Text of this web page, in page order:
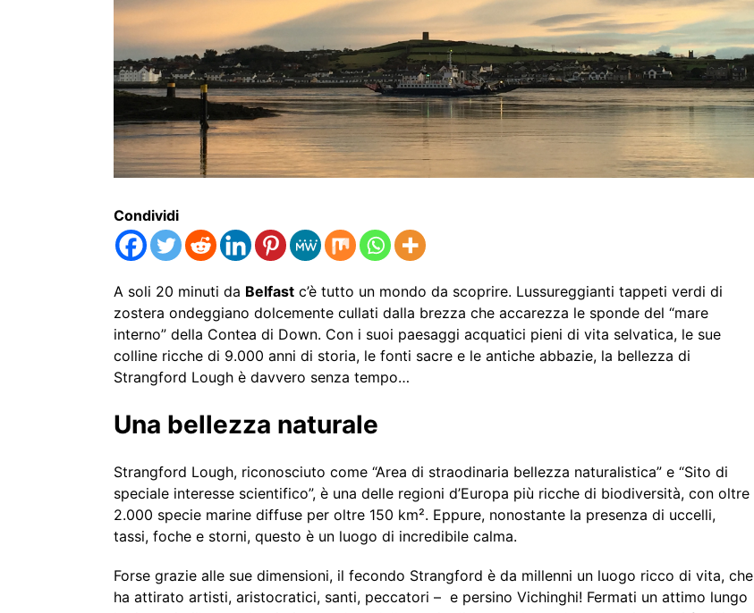
Condividi
A soli 20 minuti da Belfast c’è tutto un mondo da scoprire. Lussureggianti tappeti verdi di
zostera ondeggiano dolcemente cullati dalla brezza che accarezza le sponde del “mare
interno” della Contea di Down. Con i suoi paesaggi acquatici pieni di vita selvatica, le sue
colline ricche di 9.000 anni di storia, le fonti sacre e le antiche abbazie, la bellezza di
Strangford Lough è davvero senza tempo…
Una bellezza naturale
Strangford Lough, riconosciuto come “Area di straodinaria bellezza naturalistica” e “Sito di
speciale interesse scientifico”, è una delle regioni d’Europa più ricche di biodiversità, con oltre
2.000 specie marine diffuse per oltre 150 km². Eppure, nonostante la presenza di uccelli,
tassi, foche e storni, questo è un luogo di incredibile calma.
Forse grazie alle sue dimensioni, il fecondo Strangford è da millenni un luogo ricco di vita, che
ha attirato artisti, aristocratici, santi, peccatori – e persino Vichinghi! Fermati un attimo lungo